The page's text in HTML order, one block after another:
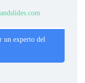
un experto del